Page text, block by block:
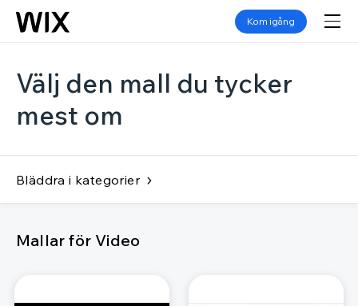
Kom igång
Välj den mall du tycker
mest om
Bläddra i kategorier
Mallar för Video